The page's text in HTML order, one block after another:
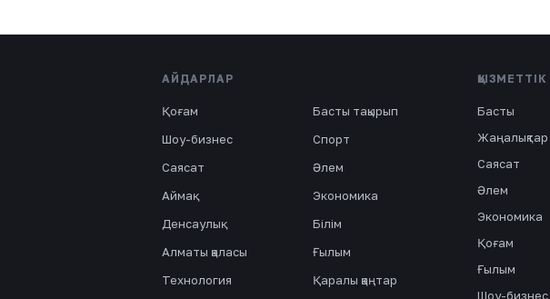
АЙДАРЛАР
Қоғам
Басты тақырып
Шоу-бизнес
Спорт
Саясат
Әлем
Аймақ
Экономика
Денсаулық
Білім
Алматы қаласы
Ғылым
Технология
Қаралы қаңтар
ҚЫЗМЕТТІК
Басты
Жаңалықтар
Саясат
Әлем
Экономика
Қоғам
Ғылым
Шоу-бизнес